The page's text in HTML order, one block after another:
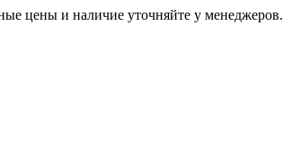
цены и наличие уточняйте у менеджеров.